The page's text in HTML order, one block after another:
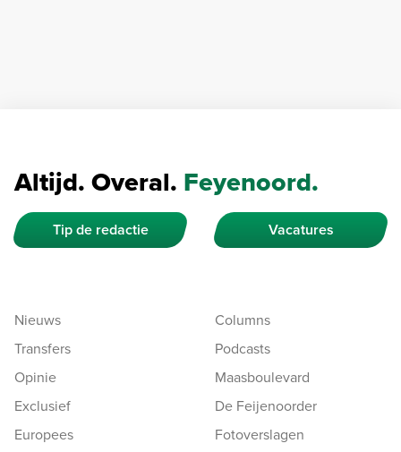
Altijd. Overal. Feyenoord.
Tip de redactie Vacatures
Nieuws
Transfers
Opinie
Exclusief
Europees
Columns
Podcasts
Maasboulevard
De Feijenoorder
Fotoverslagen